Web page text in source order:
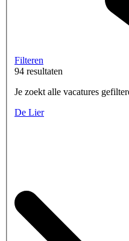
Filteren
94 resultaten
Je zoekt alle vacatures
De Lier